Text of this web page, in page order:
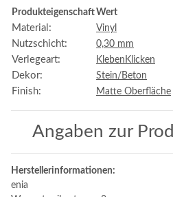
ProdukteigenschaftWert
Material: Vinyl
Nutzschicht: 0,30 mm
Verlegeart: Kleben Klicken
Dekor: Stein/Beton
Finish: Matte Oberfläche
Angaben zur
Herstellerinformationen:
enia